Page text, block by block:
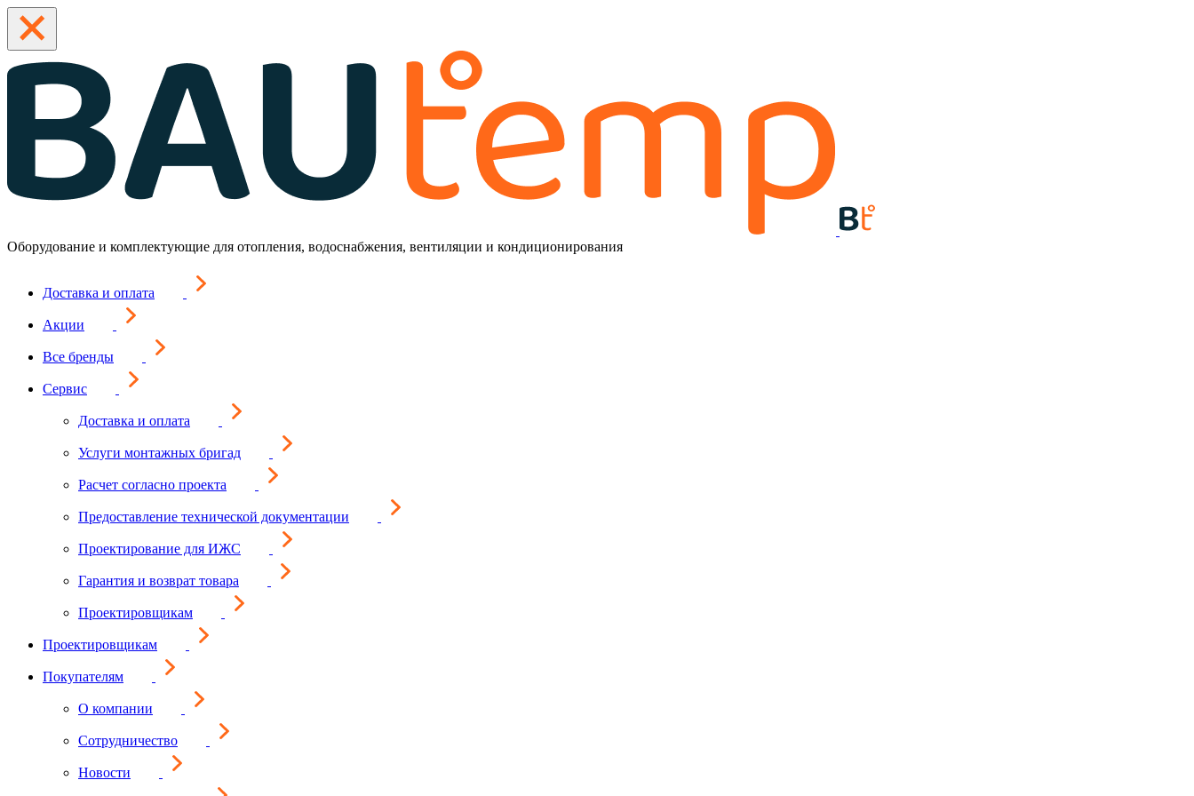
Оборудование и комплектующие для отопления, водоснабжения, вентиляции и кондиционирования
Доставка и оплата
Акции
Все бренды
Сервис
Доставка и оплата
Услуги монтажных бригад
Расчет согласно проекта
Предоставление технической документации
Проектирование для ИЖС
Гарантия и возврат товара
Проектировщикам
Проектировщикам
Покупателям
О компании
Сотрудничество
Новости